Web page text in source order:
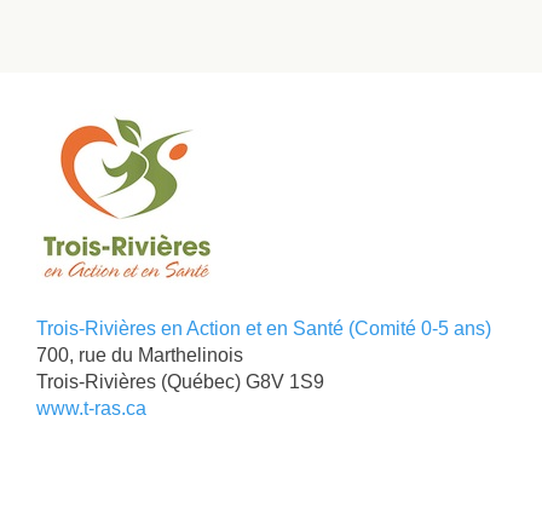
Trois-Rivières en Action et en Santé (Comité 0-5 ans)
700, rue du Marthelinois
Trois-Rivières (Québec) G8V 1S9
www.t-ras.ca